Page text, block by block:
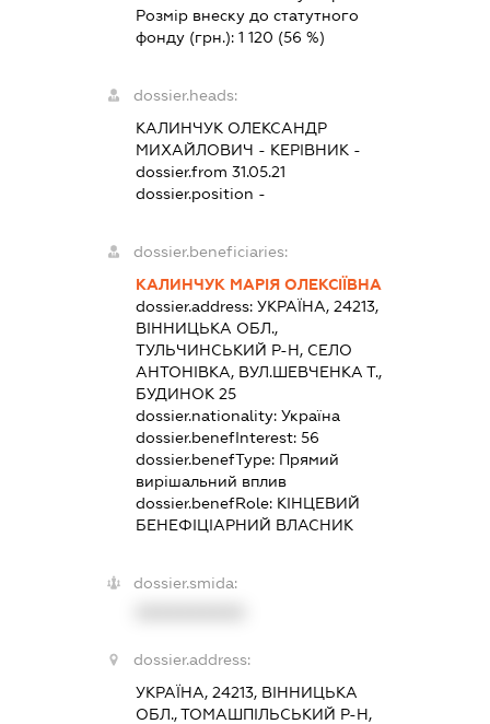
Розмір внеску до статутного
фонду (грн.): 1 120 (56 %)
dossier.heads:
КАЛИНЧУК ОЛЕКСАНДР
МИХАЙЛОВИЧ - КЕРІВНИК -
dossier.from 31.05.21
dossier.position -
dossier.beneficiaries:
КАЛИНЧУК МАРІЯ ОЛЕКСІЇВНА
dossier.address: УКРАЇНА, 24213,
ВІННИЦЬКА ОБЛ.,
ТУЛЬЧИНСЬКИЙ Р-Н, СЕЛО
АНТОНІВКА, ВУЛ.ШЕВЧЕНКА Т.,
БУДИНОК 25
dossier.nationality: Україна
dossier.benefInterest: 56
dossier.benefType: Прямий
вирішальний вплив
dossier.benefRole: КІНЦЕВИЙ
БЕНЕФІЦІАРНИЙ ВЛАСНИК
dossier.smida:
dossier.address:
УКРАЇНА, 24213, ВІННИЦЬКА
ОБЛ., ТОМАШПІЛЬСЬКИЙ Р-Н,